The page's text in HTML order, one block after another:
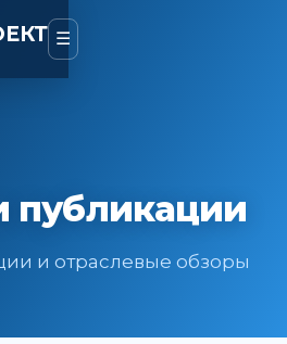
☰
публикации
и отраслевые обзоры